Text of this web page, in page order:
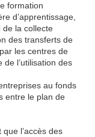
formation
d’apprentissage,
de la collecte
des transferts de
les centres de
de l’utilisation des
au fonds
entre le plan de
l’accès des